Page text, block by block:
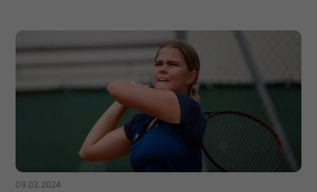
09.03.2024